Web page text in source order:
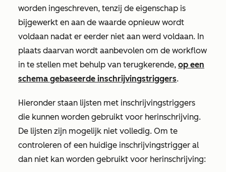
worden ingeschreven, tenzij de eigenschap is
bijgewerkt en aan de waarde opnieuw wordt
voldaan nadat er eerder niet aan werd voldaan. In
plaats daarvan wordt aanbevolen om de workflow
in te stellen met behulp van terugkerende, op een
schema gebaseerde inschrijvingstriggers.
Hieronder staan lijsten met inschrijvingstriggers
die kunnen worden gebruikt voor herinschrijving.
De lijsten zijn mogelijk niet volledig. Om te
controleren of een huidige inschrijvingstrigger al
dan niet kan worden gebruikt voor herinschrijving: